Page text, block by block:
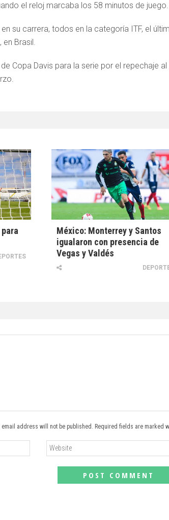
el reloj marcaba los 58 minutos de juego.
su carrera, todos en la categoría ITF, el
Brasil.
Copa Davis para la serie por el repechaje al
para
México: Monterrey y Santos
igualaron con presencia de
Vegas y Valdés
email address will not be published. Required fields are marked